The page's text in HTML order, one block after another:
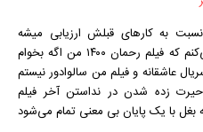
به کارهای قبلش ارزیابی میشه
یعنی من اینطوری ارزیاب می‌کنم که فیلم رحمان ۱۴۰۰ من اگه بخوام
سریال عاشقانه و فیلم من سالوادور نیستم
دلیل حیرت زده شدن در نداستن آخر فیلم